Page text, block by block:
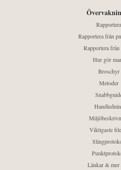
Rapportera
Rapportera från
Rapportera från
Hur gör
Broschyr
Metoder
Viktigaste
Länkar &